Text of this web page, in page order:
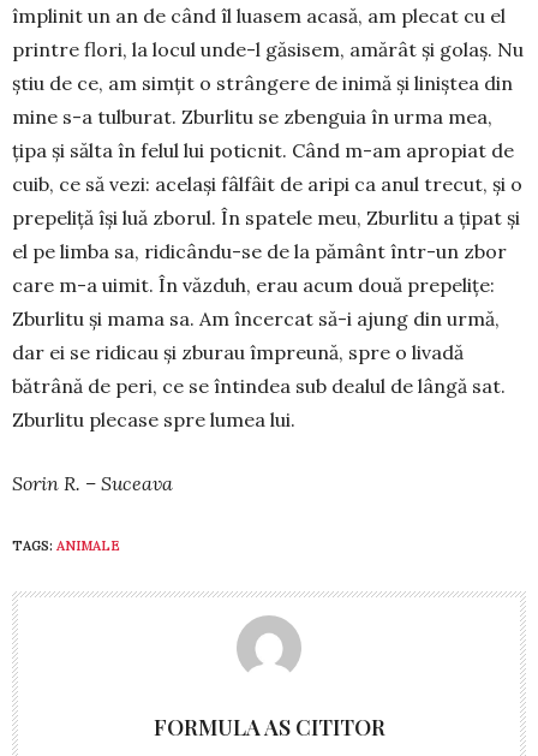
împlinit un an de când îl lua­sem acasă, am plecat cu el
printre flori, la locul unde-l gă­sisem, amă­rât și golaș. Nu
știu de ce, am sim­țit o strângere de ini­mă și li­niș­tea din
mine s-a tulbu­rat. Zburlitu se zbenguia în urma mea,
țipa și sălta în felul lui po­tic­nit. Când m-am apropiat de
cuib, ce să vezi: ace­lași fâlfâit de aripi ca anul tre­cut, și o
prepeliță își luă zborul. În spatele meu, Zburlitu a țipat și
el pe limba sa, ridicându-se de la pă­mânt într-un zbor
care m-a uimit. În văzduh, erau acum două prepe­lițe:
Zburlitu și mama sa. Am în­cercat să-i ajung din ur­mă,
dar ei se ridicau și zburau îm­preună, spre o livadă
bătrână de peri, ce se întindea sub dealul de lângă sat.
Zburlitu plecase spre lumea lui.
Sorin R. – Suceava
TAGS: ANIMALE
FORMULA AS CITITOR